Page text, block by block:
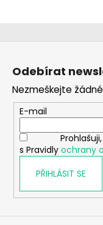
Z
Odebírat
Nezmeškejte
E-mail
s Pravidly ochrany
PŘIHLÁSIT SE